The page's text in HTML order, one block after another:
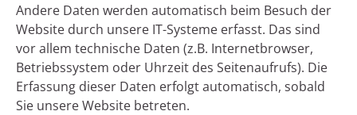
Andere Daten werden automatisch beim Besuch der
Website durch unsere IT-Systeme erfasst. Das sind
vor allem technische Daten (z.B. Internetbrowser,
Betriebssystem oder Uhrzeit des Seitenaufrufs). Die
Erfassung dieser Daten erfolgt automatisch, sobald
Sie unsere Website betreten.